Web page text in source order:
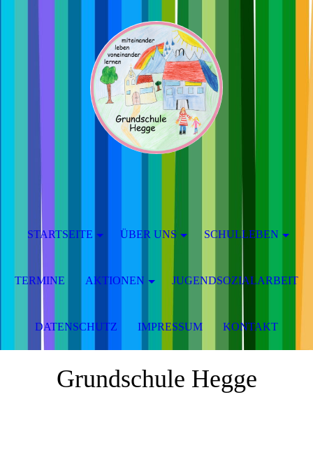
Grundschule Hegge
STARTSEITE ÜBER UNS SCHULLEBEN
TERMINE AKTIONEN JUGENDSOZIALARBEIT
DATENSCHUTZ IMPRESSUM KONTAKT